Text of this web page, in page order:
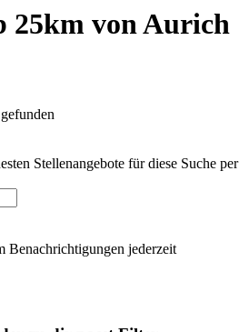
25km von Aurich
Stellenangebote für diese Suche per
Benachrichtigungen jederzeit